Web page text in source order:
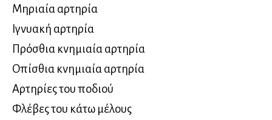
Μηριαία αρτηρία
Ιγνυακή αρτηρία
Πρόσθια κνημιαία αρτηρία
Οπίσθια κνημιαία αρτηρία
Αρτηρίες του ποδιού
Φλέβες του κάτω μέλους